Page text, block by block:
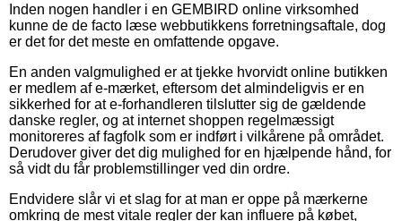
Inden nogen handler i en GEMBIRD online virksomhed
kunne de de facto læse webbutikkens forretningsaftale, dog
er det for det meste en omfattende opgave.
En anden valgmulighed er at tjekke hvorvidt online butikken
er medlem af e-mærket, eftersom det almindeligvis er en
sikkerhed for at e-forhandleren tilslutter sig de gældende
danske regler, og at internet shoppen regelmæssigt
monitoreres af fagfolk som er indført i vilkårene på området.
Derudover giver det dig mulighed for en hjælpende hånd, for
så vidt du får problemstillinger ved din ordre.
Endvidere slår vi et slag for at man er oppe på mærkerne
omkring de mest vitale regler der kan influere på købet,